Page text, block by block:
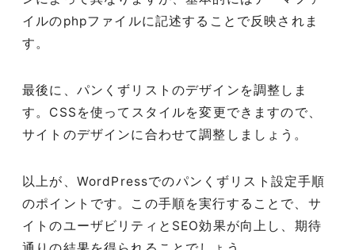
イルのphpファイルに記述することで反映されま
す。
最後に、パンくずリストのデザインを調整しま
す。CSSを使ってスタイルを変更できますので、
サイトのデザインに合わせて調整しましょう。
以上が、WordPressでのパンくずリスト設定手順
のポイントです。この手順を実行することで、サ
イトのユーザビリティとSEO効果が向上し、期待